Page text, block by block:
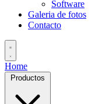
Software
Galeria de fotos
Contacto
Home
Productos